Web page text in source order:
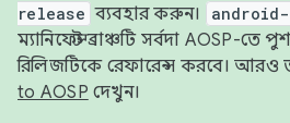
release ব্যবহার করুন।
ম্যানিফেস্ট ব্রাঞ্চটি সর্বদা AOSP-তে
রিলিজটিকে রেফারেন্স করবে। আরও
to AOSP দেখুন।